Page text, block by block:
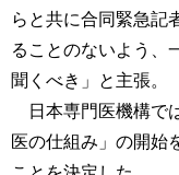
らと共に合同緊急記
ることのないよう、
聞くべき」と主張。
日本専門医機構で
医の仕組み」の開始